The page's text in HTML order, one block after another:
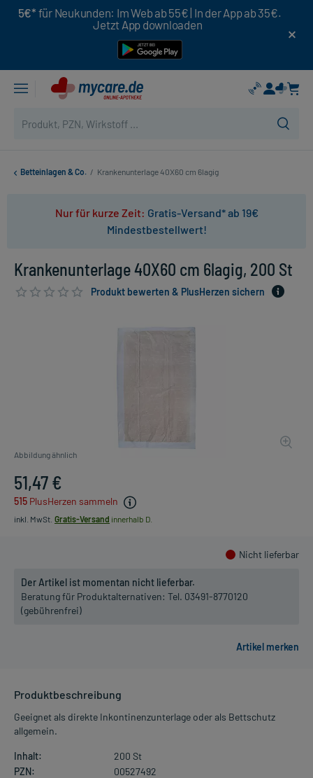
5€* für Neukunden: Im Web ab 55€ | In der App ab 35€.
Jetzt App downloaden
Betteinlagen & Co. / Krankenunterlage 40X60 cm 6lagig
Nur für kurze Zeit: Gratis-Versand* ab 19€
Mindestbestellwert!
Krankenunterlage 40X60 cm 6lagig, 200 St
Produkt bewerten & PlusHerzen sichern
Abbildung ähnlich
51,47 €
515 PlusHerzen sammeln
inkl. MwSt. Gratis-Versand innerhalb D.
Nicht lieferbar
Der Artikel ist momentan nicht lieferbar.
Beratung für Produktalternativen: Tel. 03491-8770120
(gebührenfrei)
Produktbeschreibung
Geeignet als direkte Inkontinenzunterlage oder als Bettschutz
allgemein.
Inhalt:
200 St
PZN:
00527492